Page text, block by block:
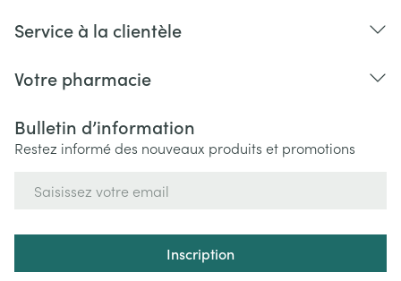
Service à la clientèle
Votre pharmacie
Bulletin d’information
Restez informé des nouveaux produits et promotions
Inscription